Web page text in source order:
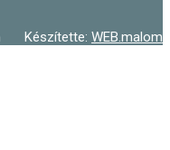
Készítette: WEB.malom